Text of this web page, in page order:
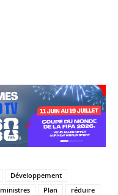
Développement
ministres Plan
réduire